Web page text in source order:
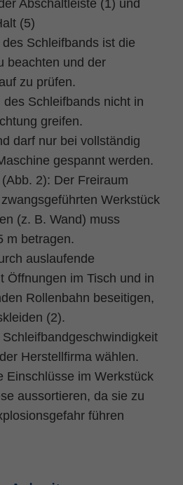
Abschaltleiste (1) und
(5)
Schleifbands ist die
beachten und der
zu prüfen.
des Schleifbands nicht in
greifen.
darf nur bei vollständig
gespannt werden.
2): Der Freiraum
Werkstück
(z. B. Wand) muss
m betragen.
auslaufende
Öffnungen im Tisch und in
Rollenbahn beseitigen,
(2).
Herstellfirma wählen.
Einschlüsse im Werkstück
aussortieren, da sie zu
führen